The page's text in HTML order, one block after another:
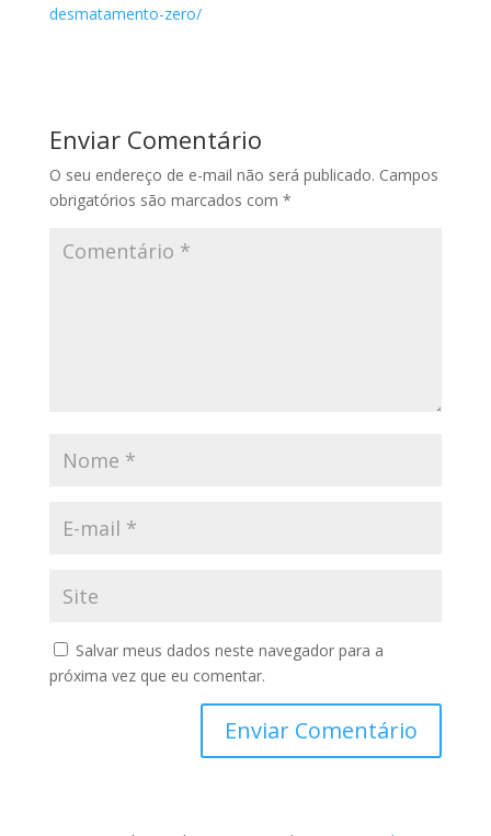
desmatamento-zero/
Enviar Comentário
O seu endereço de e-mail não será publicado. Campos
obrigatórios são marcados com *
Salvar meus dados neste navegador para a
próxima vez que eu comentar.